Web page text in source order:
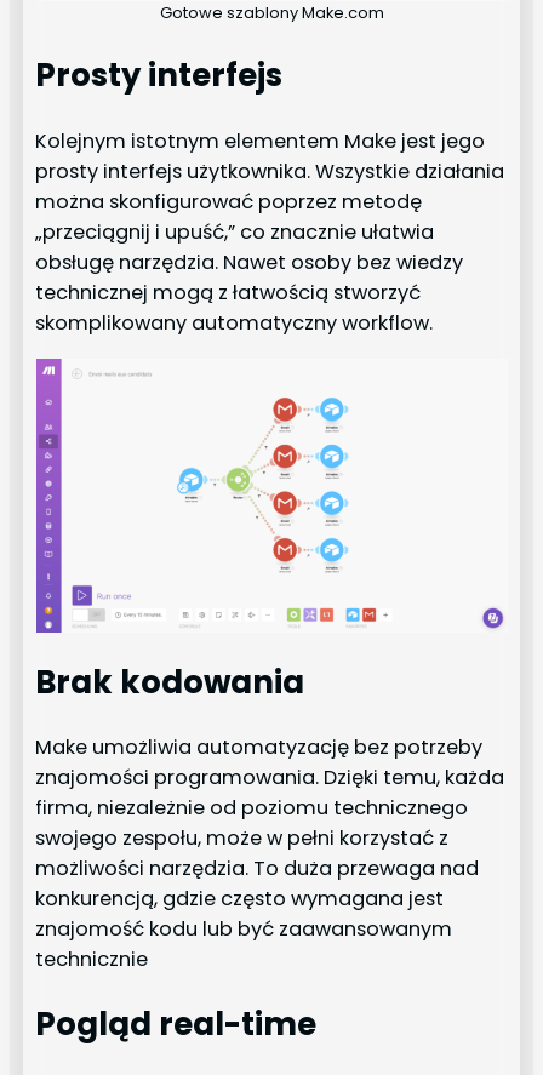
Gotowe szablony Make.com
Prosty interfejs
Kolejnym istotnym elementem Make jest jego
prosty interfejs użytkownika. Wszystkie działania
można skonfigurować poprzez metodę
„przeciągnij i upuść,” co znacznie ułatwia
obsługę narzędzia. Nawet osoby bez wiedzy
technicznej mogą z łatwością stworzyć
skomplikowany automatyczny workflow.
Brak kodowania
Make umożliwia automatyzację bez potrzeby
znajomości programowania. Dzięki temu, każda
firma, niezależnie od poziomu technicznego
swojego zespołu, może w pełni korzystać z
możliwości narzędzia. To duża przewaga nad
konkurencją, gdzie często wymagana jest
znajomość kodu lub być zaawansowanym
technicznie
Pogląd real-time